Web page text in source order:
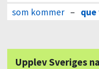
som kommer – que
Upplev